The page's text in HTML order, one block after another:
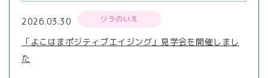
2026.03.30 リラのいえ
「よこはまポジティブエイジング」見学会を開催しまし
た